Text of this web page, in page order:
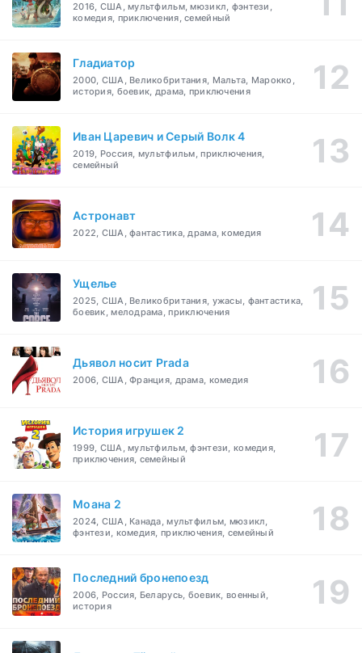
2016, США, мультфильм, мюзикл, фэнтези,
комедия, приключения, семейный
Гладиатор
2000, США, Великобритания, Мальта, Марокко,
история, боевик, драма, приключения
Иван Царевич и Серый Волк 4
2019, Россия, мультфильм, приключения,
семейный
Астронавт
2022, США, фантастика, драма, комедия
Ущелье
2025, США, Великобритания, ужасы, фантастика,
боевик, мелодрама, приключения
Дьявол носит Prada
2006, США, Франция, драма, комедия
История игрушек 2
1999, США, мультфильм, фэнтези, комедия,
приключения, семейный
Моана 2
2024, США, Канада, мультфильм, мюзикл,
фэнтези, комедия, приключения, семейный
Последний бронепоезд
2006, Россия, Беларусь, боевик, военный,
история